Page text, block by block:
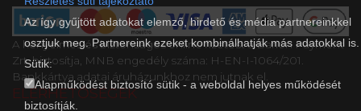
Az így gyűjtött adatokat elemző, hirdető és média partnereinkkel
osztjuk meg. Partnereink ezeket kombinálhatják más adatokkal is.
Sütik:
Alapműködést biztosító sütik - a weboldal helyes működését
biztosítják.
A kényelmes és biztonságos online fizetést a Barion Payment
Zrt. biztosítja, MNB engedély száma: H-EN-I-1064/201.
Bankkártya adatai áruházunkhoz nem jutnak el.
ELÉRHETŐSÉGEK